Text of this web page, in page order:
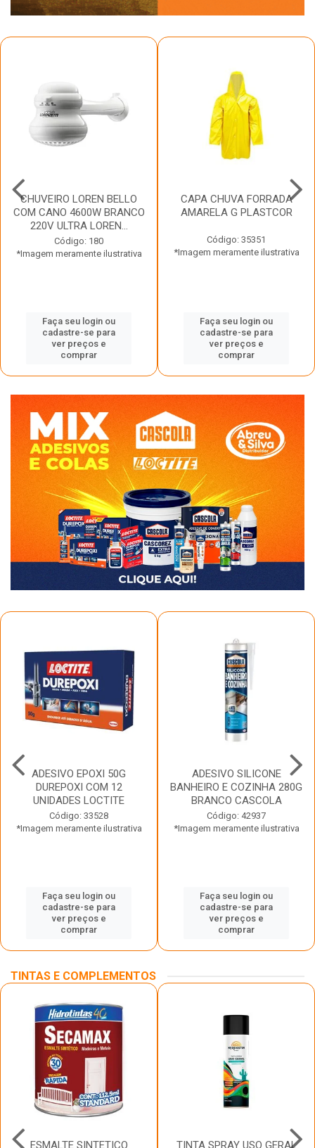
CHUVEIRO LOREN BELLO
COM CANO 4600W BRANCO
220V ULTRA LOREN...
Código: 180
*Imagem meramente ilustrativa
Faça seu login ou
cadastre-se para
ver preços e
comprar
CAPA CHUVA FORRADA
AMARELA G PLASTCOR
Código: 35351
*Imagem meramente ilustrativa
Faça seu login ou
cadastre-se para
ver preços e
comprar
ADESIVO EPOXI 50G
DUREPOXI COM 12
UNIDADES LOCTITE
Código: 33528
*Imagem meramente ilustrativa
Faça seu login ou
cadastre-se para
ver preços e
comprar
ADESIVO SILICONE
BANHEIRO E COZINHA 280G
BRANCO CASCOLA
Código: 42937
*Imagem meramente ilustrativa
Faça seu login ou
cadastre-se para
ver preços e
comprar
TINTAS E COMPLEMENTOS
ESMALTE SINTETICO TINTA SPRAY USO GERAL